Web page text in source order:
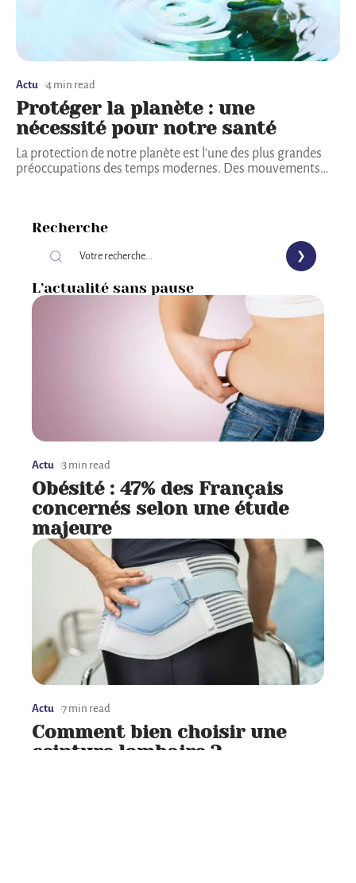
Actu 4 min read
Protéger la planète : une
nécessité pour notre santé
La protection de notre planète est l’une des plus grandes
préoccupations des temps modernes. Des mouvements…
Recherche
L’actualité sans pause
Actu 3 min read
Obésité : 47% des Français
concernés selon une étude
majeure
Actu 7 min read
Comment bien choisir une
ceinture lombaire ?